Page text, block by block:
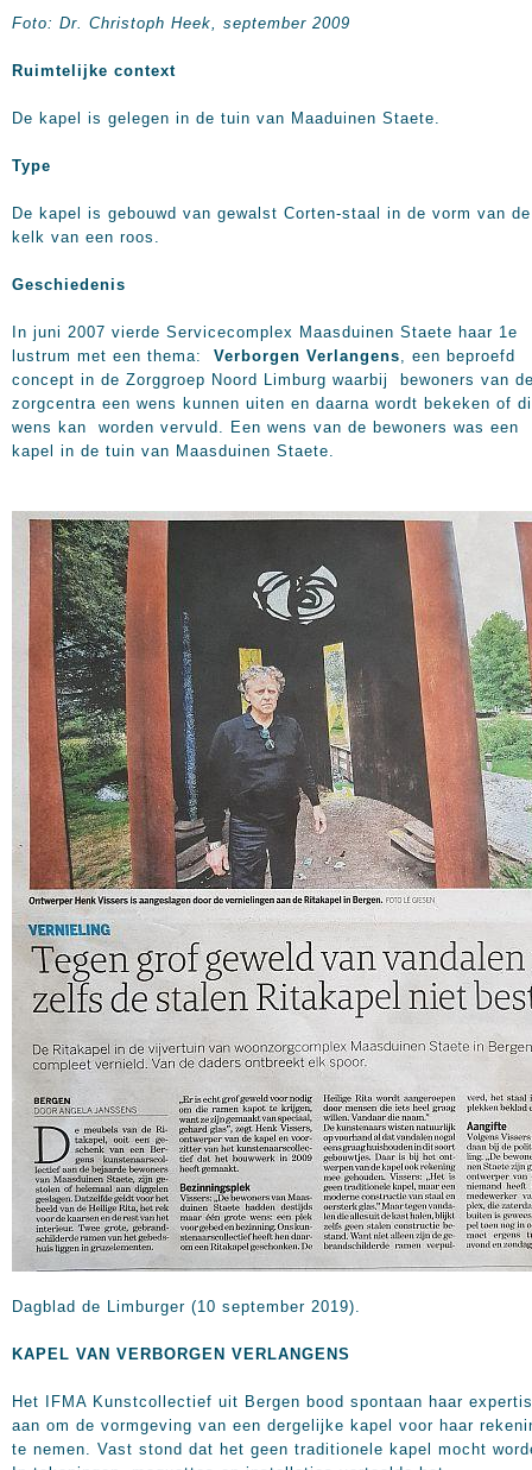
Foto: Dr. Christoph Heek, september 2009
Ruimtelijke context
De kapel is gelegen in de tuin van Maaduinen Staete.
Type
De kapel is gebouwd van gewalst Corten-staal in de vorm van de
kelk van een roos.
Geschiedenis
In juni 2007 vierde Servicecomplex Maasduinen Staete haar 1e
lustrum met een thema: Verborgen Verlangens, een beproefd
concept in de Zorggroep Noord Limburg waarbij bewoners van
zorgcentra een wens kunnen uiten en daarna wordt bekeken of
wens kan worden vervuld. Een wens van de bewoners was een
kapel in de tuin van Maasduinen Staete.
Dagblad de Limburger (10 september 2019).
KAPEL VAN VERBORGEN VERLANGENS
Het IFMA Kunstcollectief uit Bergen bood spontaan haar
aan om de vormgeving van een dergelijke kapel voor haar
te nemen. Vast stond dat het geen traditionele kapel mocht